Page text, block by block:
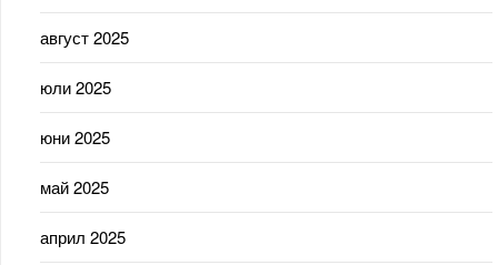
август 2025
юли 2025
юни 2025
май 2025
април 2025